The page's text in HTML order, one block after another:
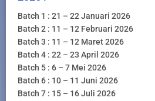
Batch 1 : 21 – 22 Januari 2026
Batch 2 : 11 – 12 Februari 2026
Batch 3 : 11 – 12 Maret 2026
Batch 4 : 22 – 23 April 2026
Batch 5 : 6 – 7 Mei 2026
Batch 6 : 10 – 11 Juni 2026
Batch 7 : 15 – 16 Juli 2026